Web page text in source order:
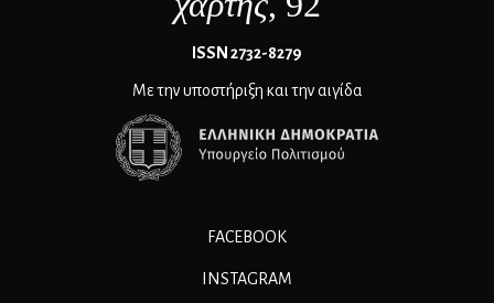
ΙSSN 2732-8279
Με την υποστήριξη και την αιγίδα
FACEBOOK
INSTAGRAM